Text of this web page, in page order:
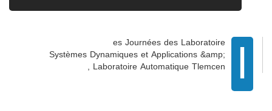
l
es Journées des Laboratoire
Systèmes Dynamiques et Applications &amp;
Laboratoire Automatique Tlemcen ,